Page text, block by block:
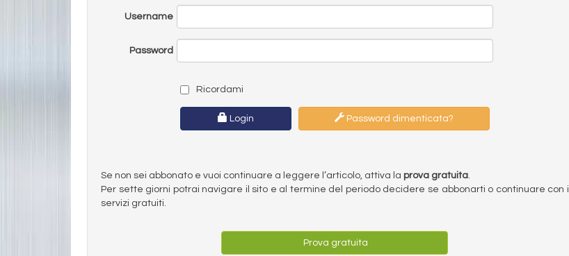
Username
Password
Ricordami
Login Password dimenticata?
Se non sei abbonato e vuoi continuare a leggere l’articolo, attiva la prova gratuita.
Per sette giorni potrai navigare il sito e al termine del periodo decidere se abbonarti o continuare con i
servizi gratuiti.
Prova gratuita